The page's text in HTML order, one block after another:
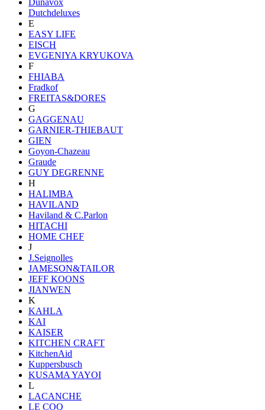
Dutchdeluxes
E
EASY LIFE
EISCH
EVGENIYA KRYUKOVA
F
FHIABA
Fradkof
FREITAS&DORES
G
GAGGENAU
GARNIER-THIEBAUT
GIEN
Goyon-Chazeau
Graude
GUY DEGRENNE
H
HALIMBA
HAVILAND
Haviland & C.Parlon
HITACHI
HOME CHEF
J
J.Seignolles
JAMESON&TAILOR
JEFF KOONS
JIANWEN
K
KAHLA
KAI
KAISER
KITCHEN CRAFT
KitchenAid
Kuppersbusch
KUSAMA YAYOI
L
LACANCHE
LE COQ